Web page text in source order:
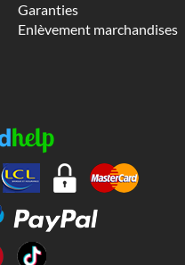
Garanties
Enlèvement marchandises